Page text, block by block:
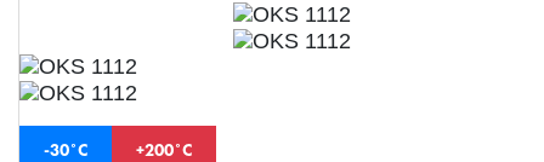
-30˚С +200˚С